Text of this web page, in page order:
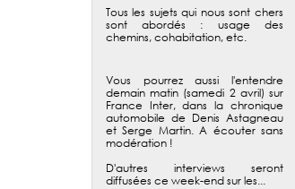
Tous les sujets qui nous sont chers
sont abordés : usage des
chemins, cohabitation, etc.
Vous pourrez aussi l'entendre
demain matin (samedi 2 avril) sur
France Inter, dans la chronique
automobile de Denis Astagneau
et Serge Martin. A écouter sans
modération !
D'autres interviews seront
diffusées ce week-end sur les...